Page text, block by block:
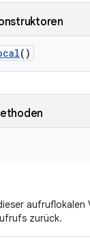
()
aufruflokalen
zurück.